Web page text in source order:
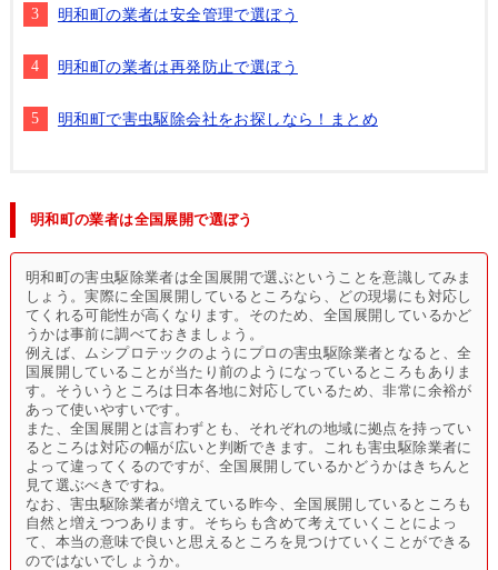
明和町の業者は安全管理で選ぼう
明和町の業者は再発防止で選ぼう
明和町で害虫駆除会社をお探しなら！まとめ
明和町の業者は全国展開で選ぼう
明和町の害虫駆除業者は全国展開で選ぶということを意識してみま
しょう。実際に全国展開しているところなら、どの現場にも対応し
てくれる可能性が高くなります。そのため、全国展開しているかど
うかは事前に調べておきましょう。
例えば、ムシプロテックのようにプロの害虫駆除業者となると、全
国展開していることが当たり前のようになっているところもありま
す。そういうところは日本各地に対応しているため、非常に余裕が
あって使いやすいです。
また、全国展開とは言わずとも、それぞれの地域に拠点を持ってい
るところは対応の幅が広いと判断できます。これも害虫駆除業者に
よって違ってくるのですが、全国展開しているかどうかはきちんと
見て選ぶべきですね。
なお、害虫駆除業者が増えている昨今、全国展開しているところも
自然と増えつつあります。そちらも含めて考えていくことによっ
て、本当の意味で良いと思えるところを見つけていくことができる
のではないでしょうか。